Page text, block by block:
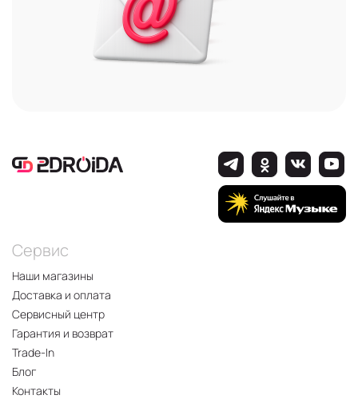
Сервис
Наши магазины
Доставка и оплата
Сервисный центр
Гарантия и возврат
Trade-In
Блог
Контакты